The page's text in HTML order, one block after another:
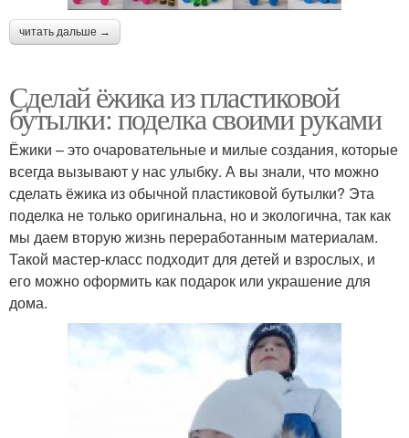
читать дальше →
Сделай ёжика из пластиковой
бутылки: поделка своими руками
Ёжики – это очаровательные и милые создания, которые
всегда вызывают у нас улыбку. А вы знали, что можно
сделать ёжика из обычной пластиковой бутылки? Эта
поделка не только оригинальна, но и экологична, так как
мы даем вторую жизнь переработанным материалам.
Такой мастер-класс подходит для детей и взрослых, и
его можно оформить как подарок или украшение для
дома.